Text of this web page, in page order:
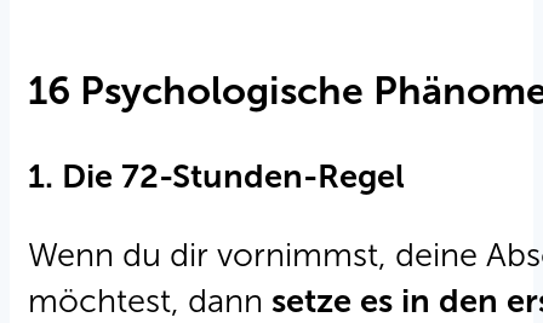
16 Psychologische
1. Die 72-Stunden-Regel
Wenn du dir vornimmst, deine
möchtest, dann setze es in den